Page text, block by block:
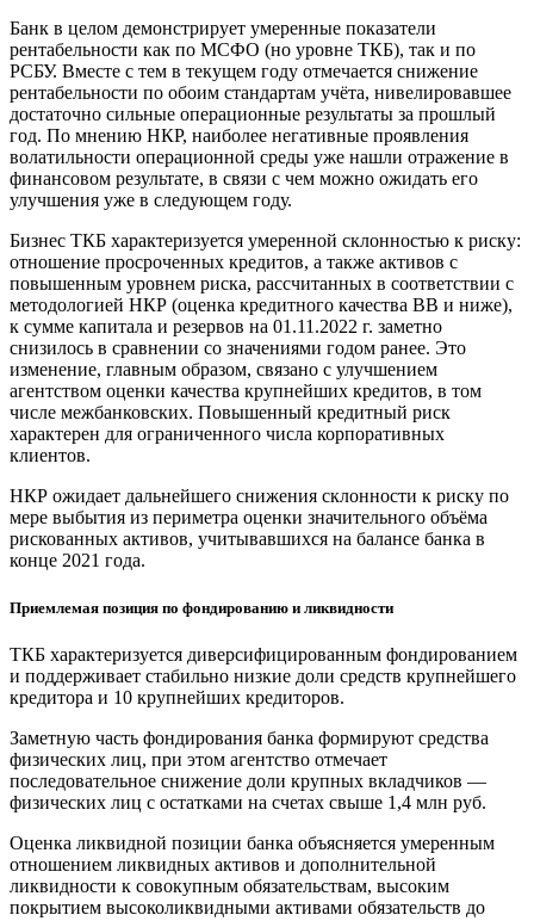
Банк в целом демонстрирует умеренные показатели
рентабельности как по МСФО (но уровне ТКБ), так и по
РСБУ. Вместе с тем в текущем году отмечается снижение
рентабельности по обоим стандартам учёта, нивелировавшее
достаточно сильные операционные результаты за прошлый
год. По мнению НКР, наиболее негативные проявления
волатильности операционной среды уже нашли отражение в
финансовом результате, в связи с чем можно ожидать его
улучшения уже в следующем году.
Бизнес ТКБ характеризуется умеренной склонностью к риску:
отношение просроченных кредитов, а также активов с
повышенным уровнем риска, рассчитанных в соответствии с
методологией НКР (оценка кредитного качества BB и ниже),
к сумме капитала и резервов на 01.11.2022 г. заметно
снизилось в сравнении со значениями годом ранее. Это
изменение, главным образом, связано с улучшением
агентством оценки качества крупнейших кредитов, в том
числе межбанковских. Повышенный кредитный риск
характерен для ограниченного числа корпоративных
клиентов.
НКР ожидает дальнейшего снижения склонности к риску по
мере выбытия из периметра оценки значительного объёма
рискованных активов, учитывавшихся на балансе банка в
конце 2021 года.
Приемлемая позиция по фондированию и ликвидности
ТКБ характеризуется диверсифицированным фондированием
и поддерживает стабильно низкие доли средств крупнейшего
кредитора и 10 крупнейших кредиторов.
Заметную часть фондирования банка формируют средства
физических лиц, при этом агентство отмечает
последовательное снижение доли крупных вкладчиков —
физических лиц с остатками на счетах свыше 1,4 млн руб.
Оценка ликвидной позиции банка объясняется умеренным
отношением ликвидных активов и дополнительной
ликвидности к совокупным обязательствам, высоким
покрытием высоколиквидными активами обязательств до